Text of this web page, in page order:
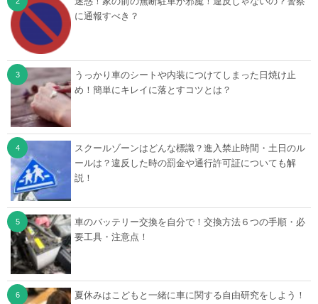
に通報すべき？
うっかり車のシートや内装につけてしまった日焼け止
め！簡単にキレイに落とすコツとは？
スクールゾーンはどんな標識？進入禁止時間・土日のル
ールは？違反した時の罰金や通行許可証についても解
説！
車のバッテリー交換を自分で！交換方法６つの手順・必
要工具・注意点！
夏休みはこどもと一緒に車に関する自由研究をしよう！